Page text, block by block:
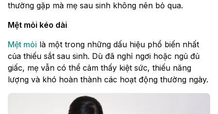
thường gặp mà mẹ sau sinh không nên bỏ qua.
Mệt mỏi kéo dài
Mệt mỏi là một trong những dấu hiệu phổ biến nhất
của thiếu sắt sau sinh. Dù đã nghỉ ngơi hoặc ngủ đủ
giấc, mẹ vẫn có thể cảm thấy kiệt sức, thiếu năng
lượng và khó hoàn thành các hoạt động thường ngày.